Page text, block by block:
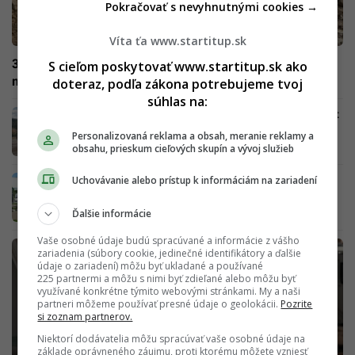
33-ročný zbrojár Strnad zakladá fond s kapacitou 10
miliárd eur: „Chcem vlastniť veci, ktoré majú zmysel“
Čistý zisk 872 miliónov eur: Zbrojársky gigant
CSG predstavil nový tank a partnerstvo s
firmou z Turecka
Zbrojársky magnát s majetkom 32,5 miliárd
majiteľ PPF Group reaguje
Víta ťa www.startitup.sk
S cieľom poskytovať www.startitup.sk ako
doteraz, podľa zákona potrebujeme tvoj
súhlas na:
Personalizovaná reklama a obsah, meranie reklamy a
obsahu, prieskum cieľových skupín a vývoj služieb
Uchovávanie alebo prístup k informáciám na zariadení
Ďalšie informácie
Vaše osobné údaje budú spracúvané a informácie z vášho
zariadenia (súbory cookie, jedinečné identifikátory a ďalšie
údaje o zariadení) môžu byť ukladané a používané
225 partnermi a môžu s nimi byť zdieľané alebo môžu byť
využívané konkrétne týmito webovými stránkami. My a naši
partneri môžeme používať presné údaje o geolokácii. Pozrite
si zoznam partnerov.
Niektorí dodávatelia môžu spracúvať vaše osobné údaje na
základe oprávneného záujmu, proti ktorému môžete vzniesť
Pokračovať s nevyhnutnými cookies →